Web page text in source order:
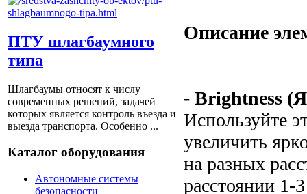
ПТУ шлагбаумного
типа
Шлагбаумы относят к числу
современных решений, задачей
которых является контроль въезда и
выезда транспорта. Особенно ...
Каталог оборудования
Автономные системы
безопасности
Описание
- Brightness
Используйте
увеличить
на разных
расстоянии 1-